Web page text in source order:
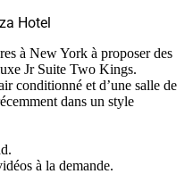
Hotel
à New York à proposer des
Jr Suite Two Kings.
conditionné et d’une salle de
dans un style
à la demande.